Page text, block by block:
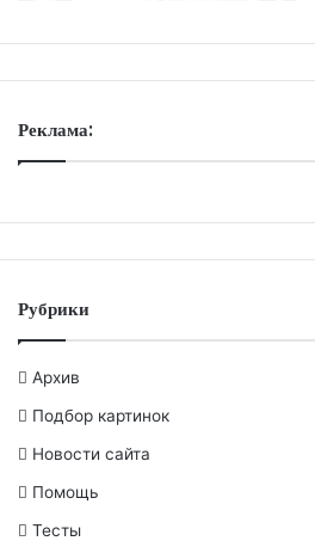
Реклама:
Рубрики
Архив
Подбор картинок
Новости сайта
Помощь
Тесты